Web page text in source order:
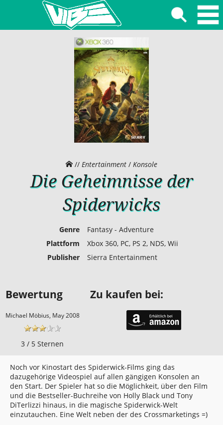
// Entertainment / Konsole
Die Geheimnisse der
Spiderwicks
Genre
Fantasy - Adventure
Plattform
Xbox 360, PC, PS 2, NDS, Wii
Publisher
Sierra Entertainment
Bewertung
Michael Möbius, May 2008
3 / 5 Sternen
Zu kaufen bei:
Noch vor Kinostart des Spiderwick-Films ging das
dazugehörige Videospiel auf allen gängigen Konsolen an
den Start. Der Spieler hat so die Möglichkeit, über den Film
und die Bestseller-Buchreihe von Holly Black und Tony
DiTerlizzi hinaus, in die magische Spiderwick-Welt
einzutauchen. Eine Welt neben der des Crossmarketings =)